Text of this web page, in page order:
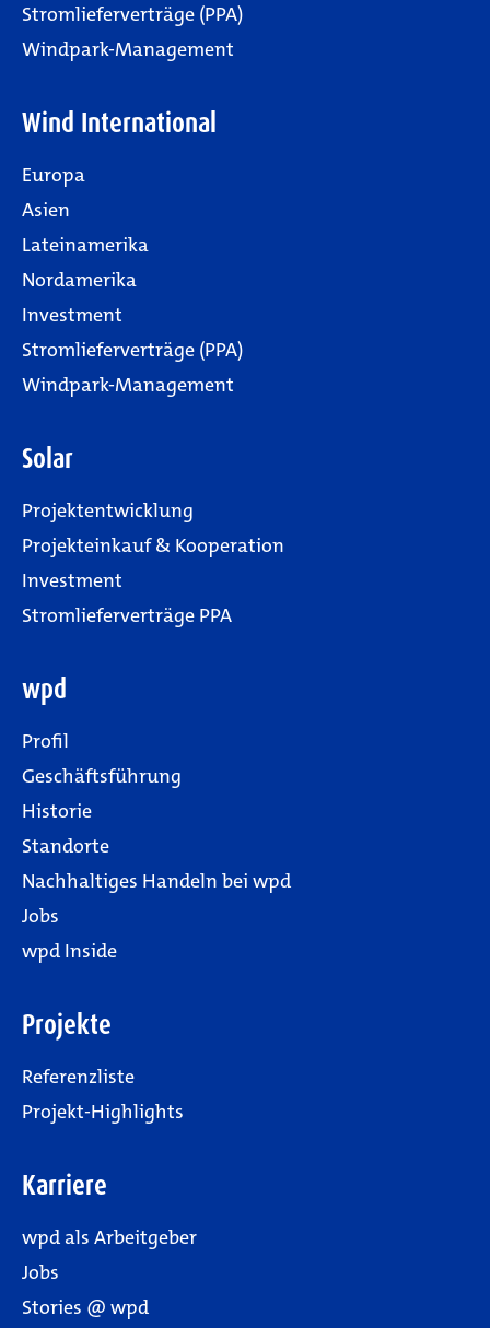
Stromlieferverträge (PPA)
Windpark-Management
Wind International
Europa
Asien
Lateinamerika
Nordamerika
Investment
Stromlieferverträge (PPA)
Windpark-Management
Solar
Projektentwicklung
Projekteinkauf & Kooperation
Investment
Stromlieferverträge PPA
wpd
Profil
Geschäftsführung
Historie
Standorte
Nachhaltiges Handeln bei wpd
Jobs
wpd Inside
Projekte
Referenzliste
Projekt-Highlights
Karriere
wpd als Arbeitgeber
Jobs
Stories @ wpd